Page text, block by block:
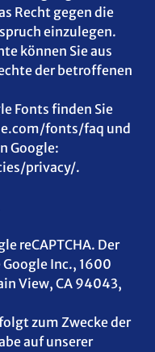
Recht gegen die
einzulegen.
können Sie aus
der betroffenen
Fonts finden Sie
fonts/faq und
Google:
privacy/.
reCAPTCHA. Der
Inc., 1600
View, CA 94043,
zum Zwecke der
auf unserer